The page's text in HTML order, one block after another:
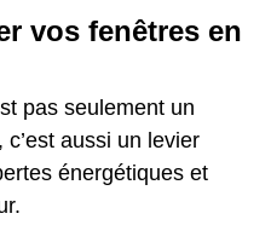
vos fenêtres en
pas seulement un
aussi un levier
énergétiques et